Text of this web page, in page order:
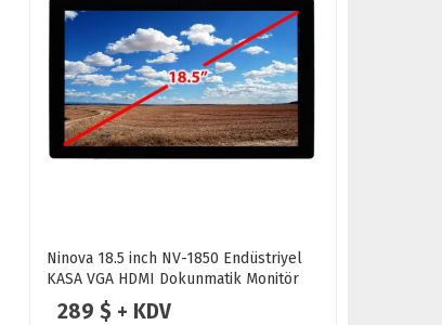
Ninova 18.5 inch NV-1850 Endüstriyel
KASA VGA HDMI Dokunmatik Monitör
289 $ + KDV